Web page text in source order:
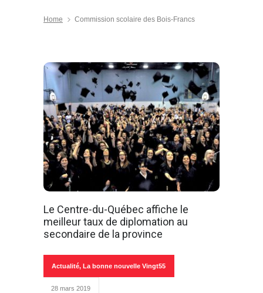
Home Commission scolaire des Bois-Francs
Le Centre-du-Québec affiche le
meilleur taux de diplomation au
secondaire de la province
Actualité, La bonne nouvelle Vingt55
28 mars 2019